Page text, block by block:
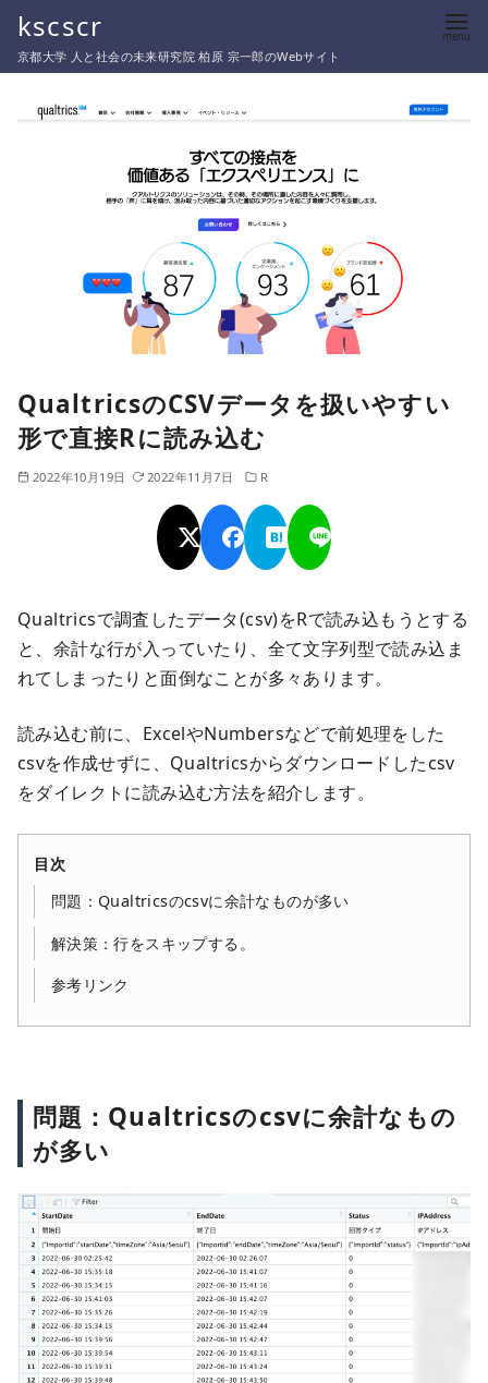
テ
kscscr
京都大学 人と社会の未来研究院 柏原 宗一郎のWebサイト
QualtricsのCSVデータを扱いやすい
形で直接Rに読み込む
2022年10月19日 2022年11月7日 R
Qualtricsで調査したデータ(csv)をRで読み込もうとする
と、余計な行が入っていたり、全て文字列型で読み込ま
れてしまったりと面倒なことが多々あります。
読み込む前に、ExcelやNumbersなどで前処理をした
csvを作成せずに、Qualtricsからダウンロードしたcsv
をダイレクトに読み込む方法を紹介します。
目次
問題：Qualtricsのcsvに余計なものが多い
解決策：行をスキップする。
参考リンク
問題：Qualtricsのcsvに余計なもの
が多い